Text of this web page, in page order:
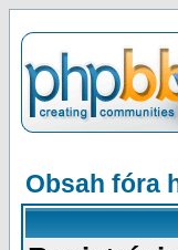
Obsah fóra